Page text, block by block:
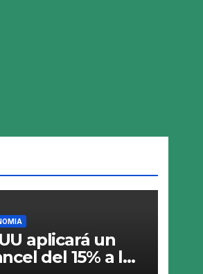
aplicará un
del 15% a los